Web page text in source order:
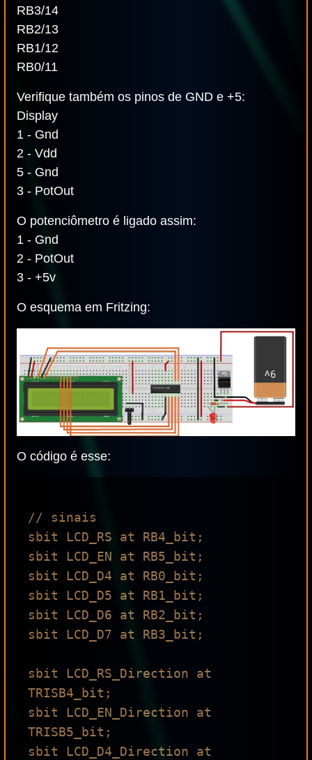
RB3/14
RB2/13
RB1/12
RB0/11
Verifique também os pinos de GND e +5:
Display
1 - Gnd
2 - Vdd
5 - Gnd
3 - PotOut
O potenciômetro é ligado assim:
1 - Gnd
2 - PotOut
3 - +5v
O esquema em Fritzing:
O código é esse:
// sinais
sbit LCD_RS at RB4_bit;
sbit LCD_EN at RB5_bit;
sbit LCD_D4 at RB0_bit;
sbit LCD_D5 at RB1_bit;
sbit LCD_D6 at RB2_bit;
sbit LCD_D7 at RB3_bit;
sbit LCD_RS_Direction at
TRISB4_bit;
sbit LCD_EN_Direction at
TRISB5_bit;
sbit LCD_D4_Direction at